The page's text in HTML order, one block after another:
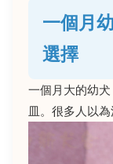
一個月
選擇
一個月大的幼
皿。很多人以